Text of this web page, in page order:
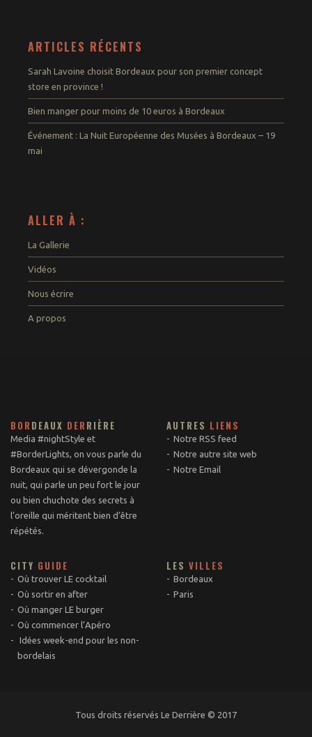
ARTICLES RÉCENTS
Sarah Lavoine choisit Bordeaux pour son premier concept
store en province !
Bien manger pour moins de 10 euros à Bordeaux
Événement : La Nuit Européenne des Musées à Bordeaux – 19
mai
ALLER À :
La Gallerie
Vidéos
Nous écrire
A propos
BOR DEAUX DER RIÈRE
Media #nightStyle et
#BorderLights, on vous parle du
Bordeaux qui se dévergonde la
nuit, qui parle un peu fort le jour
ou bien chuchote des secrets à
l’oreille qui méritent bien d’être
répétés.
AUTRES LIENS
Notre RSS feed
Notre autre site web
Notre Email
CITY GUIDE
Où trouver LE cocktail
Où sortir en after
Où manger LE burger
Où commencer l’Apéro
Idées week-end pour les non-
bordelais
LES VILLES
Bordeaux
Paris
Tous droits réservés Le Derrière © 2017